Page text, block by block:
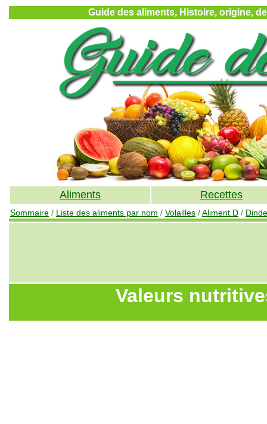
Guide des aliments, Histoire, origine,
Aliments Recettes
Sommaire / Liste des aliments par nom / Volailles /Aliment D / Dinde
Valeurs